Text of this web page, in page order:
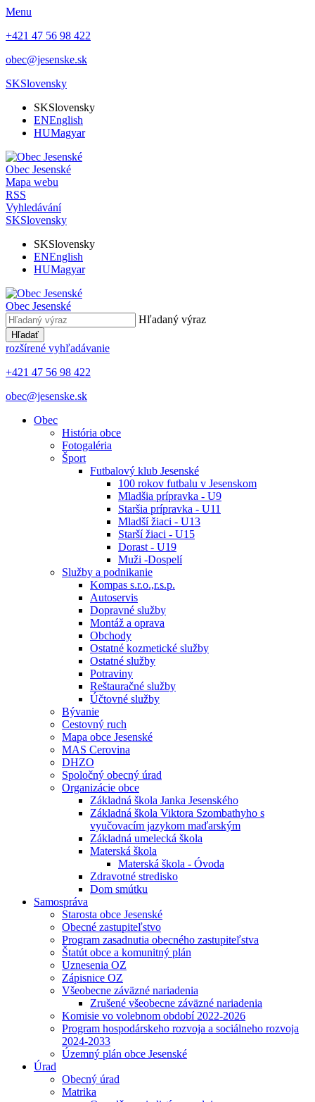
Menu
+421 47 56 98 422
obec@jesenske.sk
SKSlovensky
SKSlovensky
ENEnglish
HUMagyar
Obec Jesenské
Mapa webu
RSS
Vyhledávání
SKSlovensky
SKSlovensky
ENEnglish
HUMagyar
Obec Jesenské
Hľadaný výraz
Hľadať
rozšírené vyhľadávanie
+421 47 56 98 422
obec@jesenske.sk
Obec
História obce
Fotogaléria
Šport
Futbalový klub Jesenské
100 rokov futbalu v Jesenskom
Mladšia prípravka - U9
Staršia prípravka - U11
Mladší žiaci - U13
Starší žiaci - U15
Dorast - U19
Muži -Dospelí
Služby a podnikanie
Kompas s.r.o.,r.s.p.
Autoservis
Dopravné služby
Montáž a oprava
Obchody
Ostatné kozmetické služby
Ostatné služby
Potraviny
Reštauračné služby
Účtovné služby
Bývanie
Cestovný ruch
Mapa obce Jesenské
MAS Cerovina
DHZO
Spoločný obecný úrad
Organizácie obce
Základná škola Janka Jesenského
Základná škola Viktora Szombathyho s
vyučovacím jazykom maďarským
Základná umelecká škola
Materská škola
Materská škola - Óvoda
Zdravotné stredisko
Dom smútku
Samospráva
Starosta obce Jesenské
Obecné zastupiteľstvo
Program zasadnutia obecného zastupiteľstva
Štatút obce a komunitný plán
Uznesenia OZ
Zápisnice OZ
Všeobecne záväzné nariadenia
Zrušené všeobecne záväzné nariadenia
Komisie vo volebnom období 2022-2026
Program hospodárskeho rozvoja a sociálneho rozvoja
2024-2033
Územný plán obce Jesenské
Úrad
Obecný úrad
Matrika